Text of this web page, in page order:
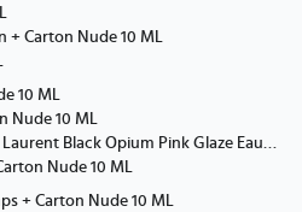
+ Carton Nude 10 ML
10 ML
Nude 10 ML
Yves Saint Laurent Yves Saint Laurent Black Opium Pink Glaze Eau De Parfum Nude 90 ML
Nude 10 ML
+ Carton Nude 10 ML